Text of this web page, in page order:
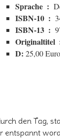
Sprache ‏ : ‎
ISBN-10 ‏ : ‎
ISBN-13 ‏ : ‎
D: 25,00 Euro
den Tag,
entspannt